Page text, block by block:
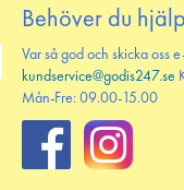
Behöver du
Var så god och skicka oss
kundservice@godis247.se
Mån-Fre: 09.00-15.00